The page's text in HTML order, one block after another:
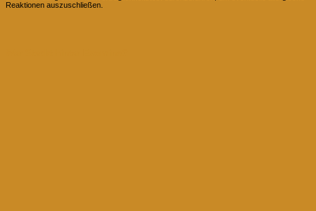
Reaktionen auszuschließen.